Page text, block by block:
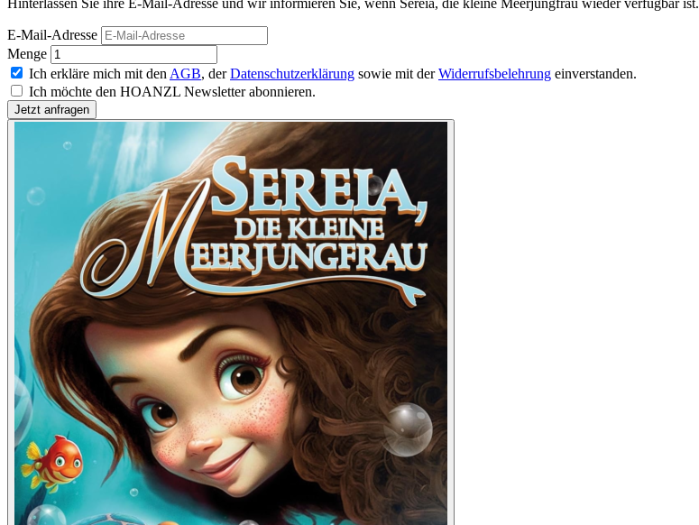
Hinterlassen Sie ihre E-Mail-Adresse und wir informieren Sie, wenn Sereia, die kleine Meerjungfrau wieder verfügbar ist.
E-Mail-Adresse
Menge
Ich erkläre mich mit den AGB, derDatenschutzerklärung sowie mit derWiderrufsbelehrung einverstanden.
Ich möchte den HOANZL Newsletter abonnieren.